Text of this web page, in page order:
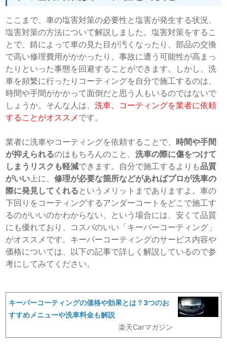
ここまで、車の塩害対策の必要性と塩害が発生する状況、
塩害対策の方法について解説しました。塩害対策をするこ
とで、錆によって車の見た目が汚くなったり、部品の交換
で高い修理費用がかかったり、事故に遭う可能性が高まっ
たりといった事態を回避することができます。しかし、洗
車を頻繁に行ったりコーティングを自分で施工するのは、
時間や手間がかかって面倒だと思う人もいるのではないで
しょうか。そんな人は、洗車、コーティングを業者に依頼
することがオススメ です。
業者に洗車やコーティングを依頼することで、 時間や手間
が抑えられるのはもちろんのこと、洗車の際に傷をつけて
しまうリスクも軽減できます。自分で施工するよりも品質
がいい 上に、修理が必要な箇所などがあればプロが洗車の
際に発見してくれる というメリットまでありますよ。車の
下回りをコーティングするアンダーコートをどこで施工す
るのがいいのかわからない、という場合には、安くて品質
にも優れており、コスパのいい「キーパーコーティング」
がオススメです。キーパーコーティングのサービス内容や
価格については、以下の記事で詳しく解説しているので参
考にしてみてください。
キーパーコーティングの価格や効果とは？3つのお
すすめメニューや洗車料金も解説
楽天Carマガジン